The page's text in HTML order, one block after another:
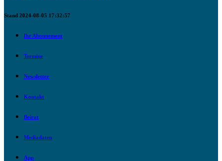
Stand 2024-08-05 17:32:57
Ihr Abonnement
Termine
Newsletter
Kontakt
Beirat
Mediadaten
App